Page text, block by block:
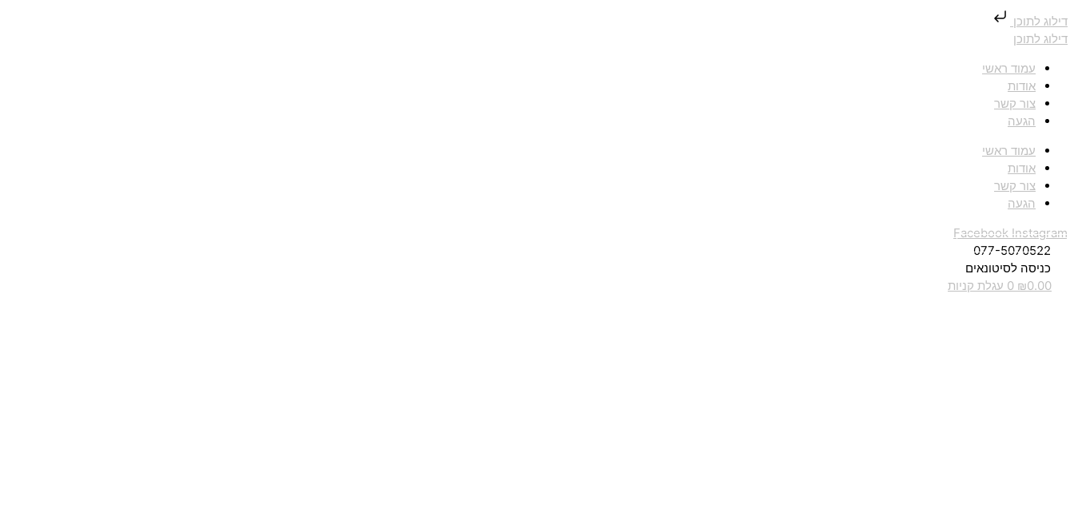
דילוג לתוכן
דילוג לתוכן
עמוד ראשי
אודות
צור קשר
הגעה
עמוד ראשי
אודות
צור קשר
הגעה
Facebook Instagram
077-5070522
כניסה לסיטונאים
₪0.00
0 עגלת קניות